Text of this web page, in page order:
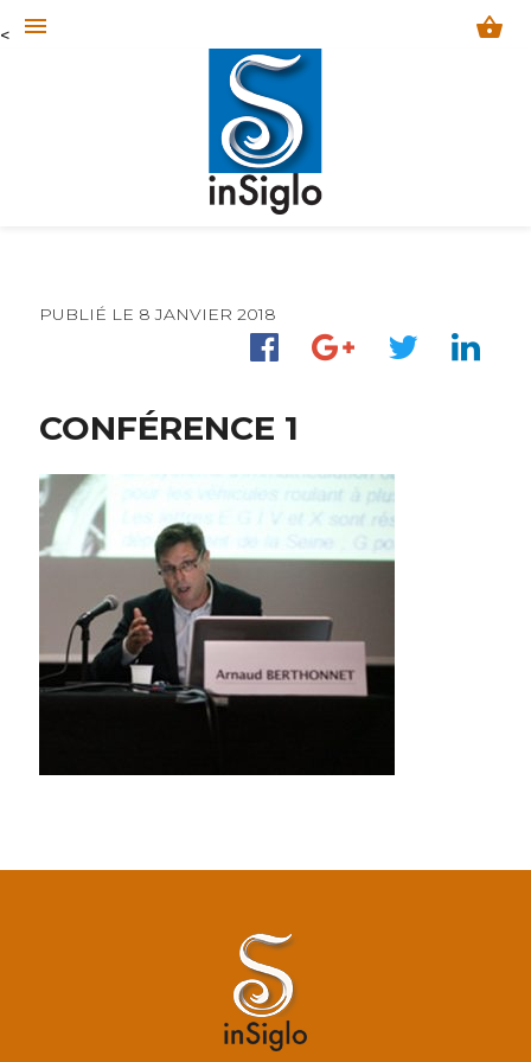
< menu shopping_basket
PUBLIÉ LE 8 JANVIER 2018
CONFÉRENCE 1